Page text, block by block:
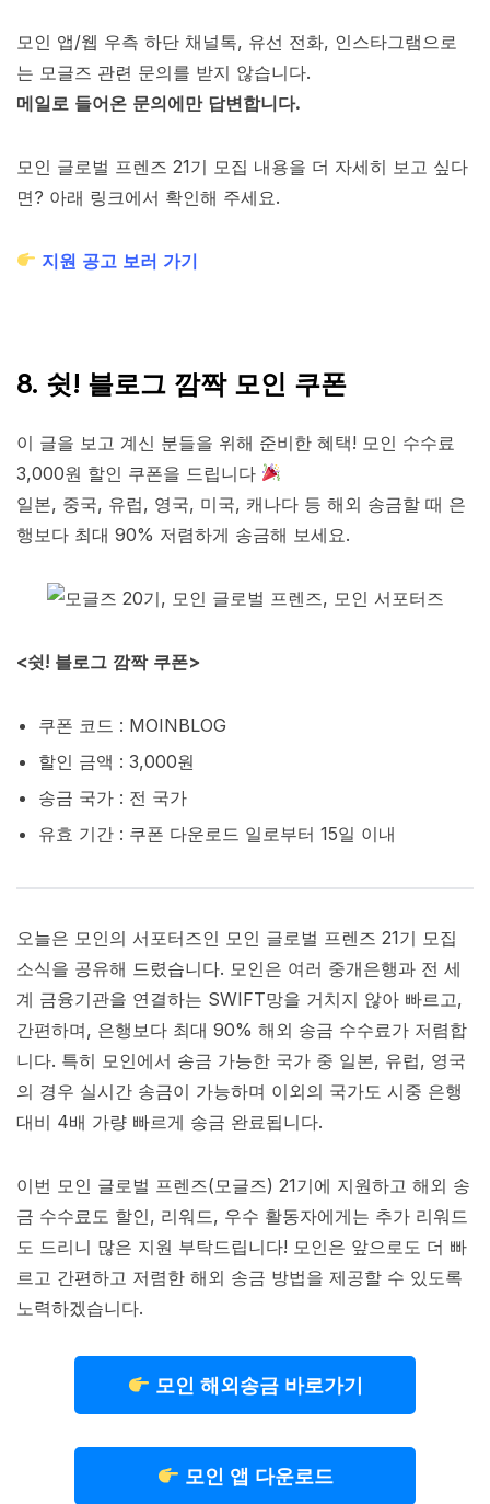
모인 앱/웹 우측 하단 채널톡, 유선 전화, 인스타그램으로
는 모글즈 관련 문의를 받지 않습니다.
메일로 들어온 문의에만 답변합니다.
모인 글로벌 프렌즈 21기 모집 내용을 더 자세히 보고 싶다
면? 아래 링크에서 확인해 주세요.
지원 공고 보러 가기
8. 쉿! 블로그 깜짝 모인 쿠폰
이 글을 보고 계신 분들을 위해 준비한 혜택! 모인 수수료
3,000원 할인 쿠폰을 드립니다
일본, 중국, 유럽, 영국, 미국, 캐나다 등 해외 송금할 때 은
행보다 최대 90% 저렴하게 송금해 보세요.
<쉿! 블로그 깜짝 쿠폰>
쿠폰 코드 : MOINBLOG
할인 금액 : 3,000원
송금 국가 : 전 국가
유효 기간 : 쿠폰 다운로드 일로부터 15일 이내
오늘은 모인의 서포터즈인 모인 글로벌 프렌즈 21기 모집
소식을 공유해 드렸습니다. 모인은 여러 중개은행과 전 세
계 금융기관을 연결하는 SWIFT망을 거치지 않아 빠르고,
간편하며, 은행보다 최대 90% 해외 송금 수수료가 저렴합
니다. 특히 모인에서 송금 가능한 국가 중 일본, 유럽, 영국
의 경우 실시간 송금이 가능하며 이외의 국가도 시중 은행
대비 4배 가량 빠르게 송금 완료됩니다.
이번 모인 글로벌 프렌즈(모글즈) 21기에 지원하고 해외 송
금 수수료도 할인, 리워드, 우수 활동자에게는 추가 리워드
도 드리니 많은 지원 부탁드립니다! 모인은 앞으로도 더 빠
르고 간편하고 저렴한 해외 송금 방법을 제공할 수 있도록
노력하겠습니다.
모인 해외송금 바로가기
모인 앱 다운로드